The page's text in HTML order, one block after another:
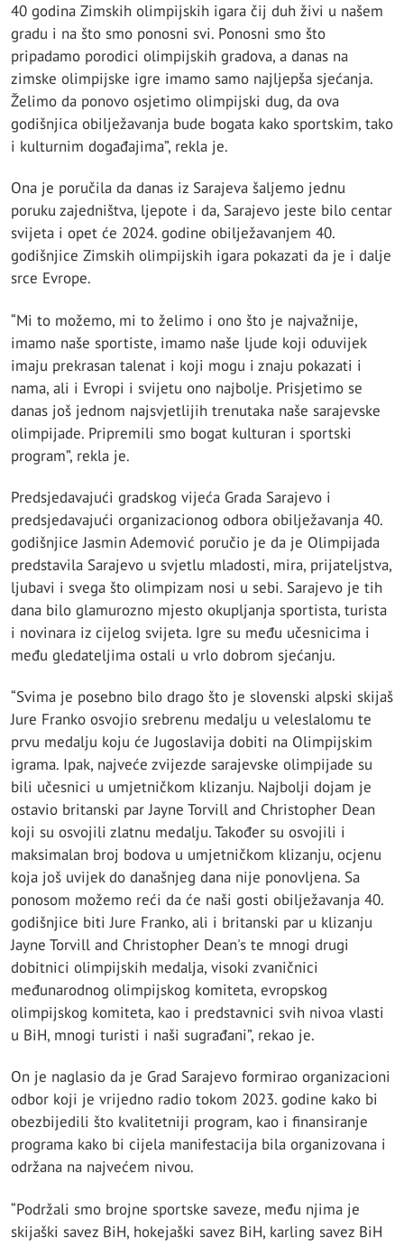
40 godina Zimskih olimpijskih igara čij duh živi u našem
gradu i na što smo ponosni svi. Ponosni smo što
pripadamo porodici olimpijskih gradova, a danas na
zimske olimpijske igre imamo samo najljepša sjećanja.
Želimo da ponovo osjetimo olimpijski dug, da ova
godišnjica obilježavanja bude bogata kako sportskim, tako
i kulturnim događajima”, rekla je.
Ona je poručila da danas iz Sarajeva šaljemo jednu
poruku zajedništva, ljepote i da, Sarajevo jeste bilo centar
svijeta i opet će 2024. godine obilježavanjem 40.
godišnjice Zimskih olimpijskih igara pokazati da je i dalje
srce Evrope.
“Mi to možemo, mi to želimo i ono što je najvažnije,
imamo naše sportiste, imamo naše ljude koji oduvijek
imaju prekrasan talenat i koji mogu i znaju pokazati i
nama, ali i Evropi i svijetu ono najbolje. Prisjetimo se
danas još jednom najsvjetlijih trenutaka naše sarajevske
olimpijade. Pripremili smo bogat kulturan i sportski
program”, rekla je.
Predsjedavajući gradskog vijeća Grada Sarajevo i
predsjedavajući organizacionog odbora obilježavanja 40.
godišnjice Jasmin Ademović poručio je da je Olimpijada
predstavila Sarajevo u svjetlu mladosti, mira, prijateljstva,
ljubavi i svega što olimpizam nosi u sebi. Sarajevo je tih
dana bilo glamurozno mjesto okupljanja sportista, turista
i novinara iz cijelog svijeta. Igre su među učesnicima i
među gledateljima ostali u vrlo dobrom sjećanju.
“Svima je posebno bilo drago što je slovenski alpski skijaš
Jure Franko osvojio srebrenu medalju u veleslalomu te
prvu medalju koju će Jugoslavija dobiti na Olimpijskim
igrama. Ipak, najveće zvijezde sarajevske olimpijade su
bili učesnici u umjetničkom klizanju. Najbolji dojam je
ostavio britanski par Jayne Torvill and Christopher Dean
koji su osvojili zlatnu medalju. Također su osvojili i
maksimalan broj bodova u umjetničkom klizanju, ocjenu
koja još uvijek do današnjeg dana nije ponovljena. Sa
ponosom možemo reći da će naši gosti obilježavanja 40.
godišnjice biti Jure Franko, ali i britanski par u klizanju
Jayne Torvill and Christopher Dean's te mnogi drugi
dobitnici olimpijskih medalja, visoki zvaničnici
međunarodnog olimpijskog komiteta, evropskog
olimpijskog komiteta, kao i predstavnici svih nivoa vlasti
u BiH, mnogi turisti i naši sugrađani”, rekao je.
On je naglasio da je Grad Sarajevo formirao organizacioni
odbor koji je vrijedno radio tokom 2023. godine kako bi
obezbijedili što kvalitetniji program, kao i finansiranje
programa kako bi cijela manifestacija bila organizovana i
održana na najvećem nivou.
“Podržali smo brojne sportske saveze, među njima je
skijaški savez BiH, hokejaški savez BiH, karling savez BiH